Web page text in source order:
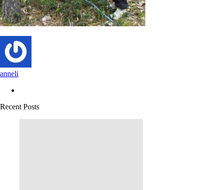
anneli
Recent Posts